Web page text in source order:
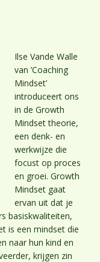
Ilse Vande Walle​
van ​’Coaching
Mindset’
introduceert ons
in de Growth
Mindset theorie,
een denk- en
werkwijze die
focust op proces
en groei. Growth
Mindset gaat
ervan uit dat je
basiskwaliteiten,
is een mindset die
naar hun kind en
krijgen zin